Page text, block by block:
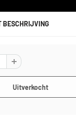
BESCHRIJVING